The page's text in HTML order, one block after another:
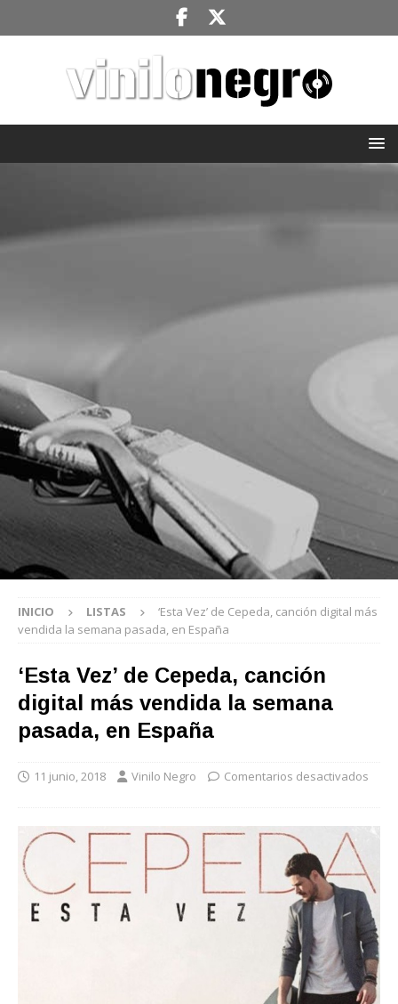
INICIO LISTAS
‘Esta Vez’ de Cepeda, canción digital más
vendida la semana pasada, en España
‘Esta Vez’ de Cepeda, canción
digital más vendida la semana
pasada, en España
11 junio, 2018 Vinilo Negro Comentarios desactivados